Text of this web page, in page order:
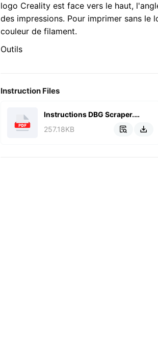
logo Creality est face vers le haut,
des impressions. Pour imprimer sans
couleur de filament.
Outils
Instruction Files
Instructions DBG Scraper.pdf
257.18KB
 